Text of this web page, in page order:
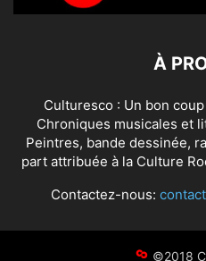
À
Culturesco : Un bon
Chroniques musicales et
Peintres, bande dessinée,
part attribuée à la Culture
Contactez-nous:
©2018